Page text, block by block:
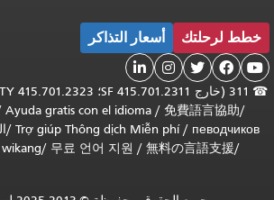
خطط لرحلتك أسعار التذاكر





☎
/
免費語言協助
/
Ayuda gratis con el idioma
певодчиков
/
Trợ giúp Thông dịch Miễn phí
/
/
無料の言語支援
/
무료 언어 지원
/